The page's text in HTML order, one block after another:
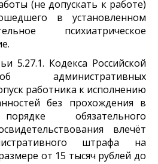
(не допускать к работе)
в установленном
психиатрическое
5.27.1. Кодекса Российской
административных
работника к исполнению
без прохождения в
обязательного
влечёт
штрафа на
от 15 тысяч рублей до